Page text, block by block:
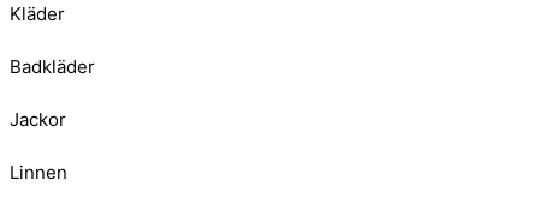
Kläder
Badkläder
Jackor
Linnen